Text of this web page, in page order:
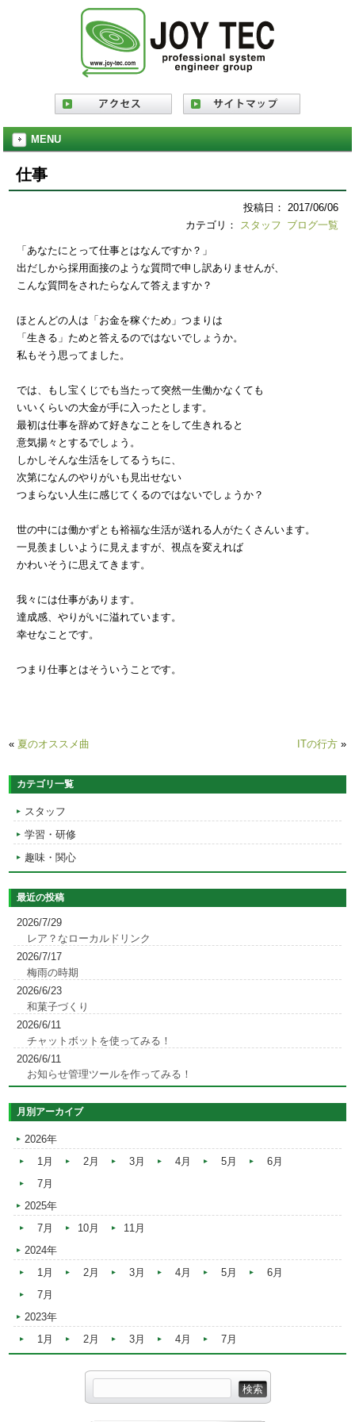
MENU
仕事
投稿日： 2017/06/06
カテゴリ： スタッフ ブログ一覧
「あなたにとって仕事とはなんですか？」
出だしから採用面接のような質問で申し訳ありませんが、
こんな質問をされたらなんて答えますか？
ほとんどの人は「お金を稼ぐため」つまりは
「生きる」ためと答えるのではないでしょうか。
私もそう思ってました。
では、もし宝くじでも当たって突然一生働かなくても
いいくらいの大金が手に入ったとします。
最初は仕事を辞めて好きなことをして生きれると
意気揚々とするでしょう。
しかしそんな生活をしてるうちに、
次第になんのやりがいも見出せない
つまらない人生に感じてくるのではないでしょうか？
世の中には働かずとも裕福な生活が送れる人がたくさんいます。
一見羨ましいように見えますが、視点を変えれば
かわいそうに思えてきます。
我々には仕事があります。
達成感、やりがいに溢れています。
幸せなことです。
つまり仕事とはそういうことです。
« 夏のオススメ曲 ITの行方»
カテゴリ一覧
スタッフ
学習・研修
趣味・関心
最近の投稿
2026/7/29
レア？なローカルドリンク
2026/7/17
梅雨の時期
2026/6/23
和菓子づくり
2026/6/11
チャットボットを使ってみる！
2026/6/11
お知らせ管理ツールを作ってみる！
月別アーカイブ
2026年
1月
2月 3月 4月 5月
6月
7月
2025年
7月
10月
11月
2024年
1月
2月 3月 4月 5月
6月
7月
2023年
1月
2月 3月 4月 7月